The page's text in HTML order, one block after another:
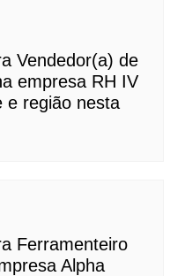
Vendedor(a) de
empresa RH IV
e região nesta
Ferramenteiro
Alpha